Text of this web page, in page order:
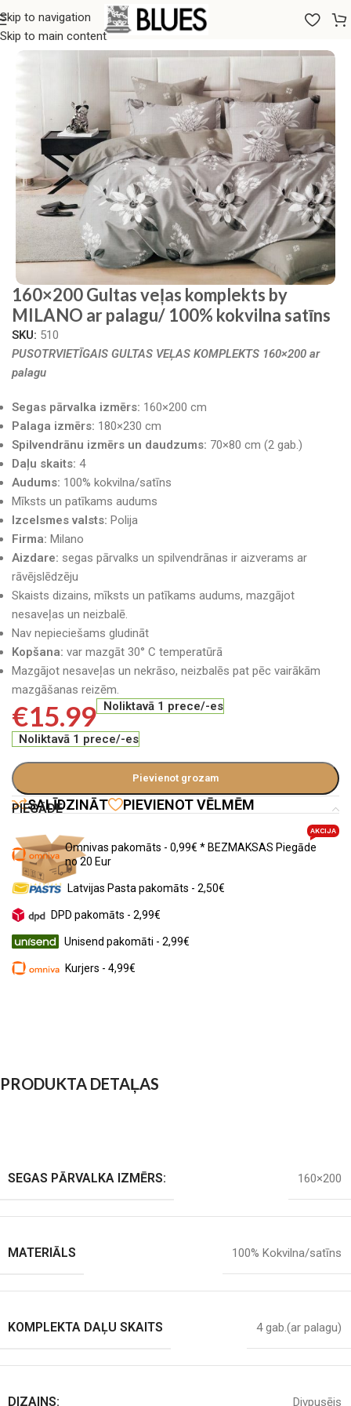
Skip to navigation
Skip to main content
Sākums/Gultas veļa/Milano Zone
160×200 Gultas veļas komplekts by
MILANO ar palagu/ 100% kokvilna satīns
SKU: 510
PUSOTRVIETĪGAIS GULTAS VEĻAS KOMPLEKTS 160×200 ar
palagu
Segas pārvalka izmērs: 160×200 cm
Palaga izmērs: 180×230 cm
Spilvendrānu izmērs un daudzums: 70×80 cm (2 gab.)
Daļu skaits: 4
Audums: 100% kokvilna/satīns
Mīksts un patīkams audums
Izcelsmes valsts: Polija
Firma: Milano
Aizdare: segas pārvalks un spilvendrānas ir aizverams ar
rāvējslēdzēju
Skaists dizains, mīksts un patīkams audums, mazgājot
nesaveļas un neizbalē.
Nav nepieciešams gludināt
Kopšana: var mazgāt 30° C temperatūrā
Mazgājot nesaveļas un nekrāso, neizbalēs pat pēc vairākām
mazgāšanas reizēm.
€15.99 Noliktavā 1 prece/-es
Noliktavā 1 prece/-es
Pievienot grozam
SALĪDZINĀT PIEVIENOT VĒLMĒM
PIEGĀDE
Omnivas pakomāts - 0,99€ * BEZMAKSAS Piegāde
no 20 Eur
AKCIJA
Latvijas Pasta pakomāts - 2,50€
DPD pakomāts - 2,99€
Unisend pakomāti - 2,99€
Kurjers - 4,99€
PRODUKTA DETAĻAS
SEGAS PĀRVALKA IZMĒRS: 160×200
MATERIĀLS 100% Kokvilna/satīns
KOMPLEKTA DAĻU SKAITS 4 gab.(ar palagu)
DIZAINS: Divpusējs